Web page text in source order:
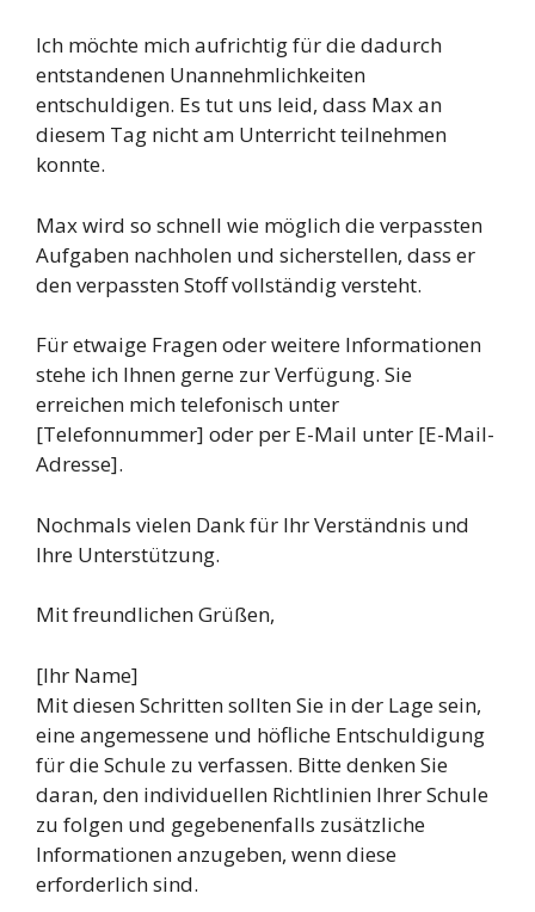
Ich möchte mich aufrichtig für die dadurch
entstandenen Unannehmlichkeiten
entschuldigen. Es tut uns leid, dass Max an
diesem Tag nicht am Unterricht teilnehmen
konnte.
Max wird so schnell wie möglich die verpassten
Aufgaben nachholen und sicherstellen, dass er
den verpassten Stoff vollständig versteht.
Für etwaige Fragen oder weitere Informationen
stehe ich Ihnen gerne zur Verfügung. Sie
erreichen mich telefonisch unter
[Telefonnummer] oder per E-Mail unter [E-Mail-
Adresse].
Nochmals vielen Dank für Ihr Verständnis und
Ihre Unterstützung.
Mit freundlichen Grüßen,
[Ihr Name]
Mit diesen Schritten sollten Sie in der Lage sein,
eine angemessene und höfliche Entschuldigung
für die Schule zu verfassen. Bitte denken Sie
daran, den individuellen Richtlinien Ihrer Schule
zu folgen und gegebenenfalls zusätzliche
Informationen anzugeben, wenn diese
erforderlich sind.